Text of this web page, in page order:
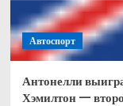
Автоспорт
Антонелли
Хэмилтон —